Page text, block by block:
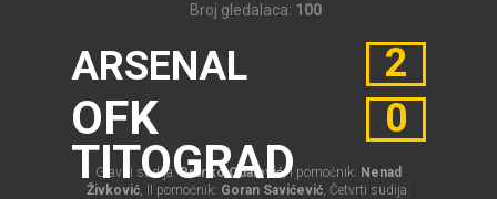
Broj gledalaca: 100
ARSENAL
OFK
TITOGRAD
2
0
Glavni sudija:Branko Odalović, I pomoćnik: Nenad
Živković, II pomoćnik: Goran Savićević, Četvrti sudija: